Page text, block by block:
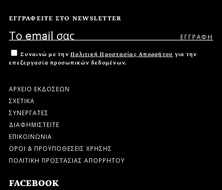
ΕΓΓΡΑΦΕΙΤΕ ΣΤΟ NEWSLETTER
Συναινώ με την Πολιτική Προστασίας Απορρήτου για την
επεξεργασία προσωπικών δεδομένων.
ΑΡΧΕΙΟ ΕΚΔΟΣΕΩΝ
ΣΧΕΤΙΚΑ
ΣΥΝΕΡΓΑΤΕΣ
ΔΙΑΦΗΜΙΣΤΕΙΤΕ
ΕΠΙΚΟΙΝΩΝΙΑ
ΟΡΟΙ & ΠΡΟΫΠΟΘΕΣΕΙΣ ΧΡΗΣΗΣ
ΠΟΛΙΤΙΚΗ ΠΡΟΣΤΑΣΙΑΣ ΑΠΟΡΡΗΤΟΥ
FACEBOOK